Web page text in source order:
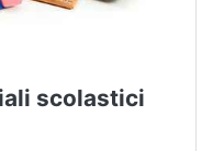
scolastici